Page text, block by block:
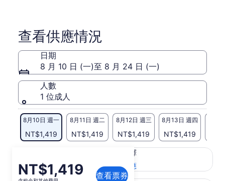
查看供應情況
日期
8 月 10 日 (一)至 8 月 24 日 (一)
人數
1 位成人
8月10日 週一
NT$1,419
8月11日 週二
NT$1,419
8月12日 週三
NT$1,419
8月13日 週四
NT$1,419
價
格
NT$1,419 查看票券
此頁面的內容可能經過機器翻譯
查看英文原文翻譯品質意見反應在
新